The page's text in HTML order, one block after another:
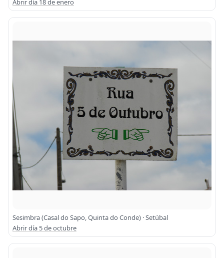
Abrir día 18 de enero
Sesimbra (Casal do Sapo, Quinta do Conde) · Setúbal
Abrir día 5 de octubre